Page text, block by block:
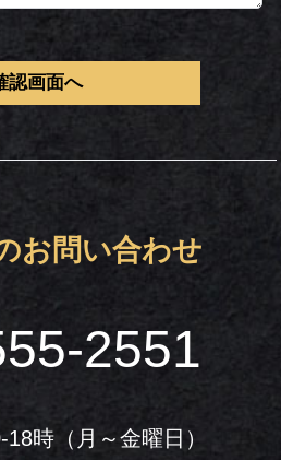
お問い合わせ
2551
時（月～金曜日）